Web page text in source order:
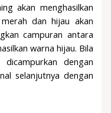
akan menghasilkan
dan hijau akan
campuran antara
warna hijau. Bila
dengan
selanjutnya dengan